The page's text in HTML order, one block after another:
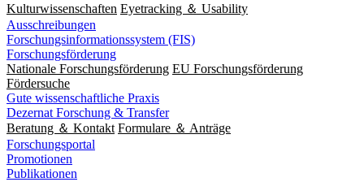
Kulturwissenschaften Eyetracking ＆ Usability
Ausschreibungen
Forschungsinformationssystem (FIS)
Forschungsförderung
Nationale Forschungsförderung EU Forschungsförderung
Fördersuche
Gute wissenschaftliche Praxis
Dezernat Forschung & Transfer
Beratung ＆ Kontakt Formulare ＆ Anträge
Forschungsportal
Promotionen
Publikationen